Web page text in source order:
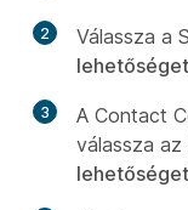
2 Válassza a
lehetőséget
3
A Contact
válassza az
lehetőséget